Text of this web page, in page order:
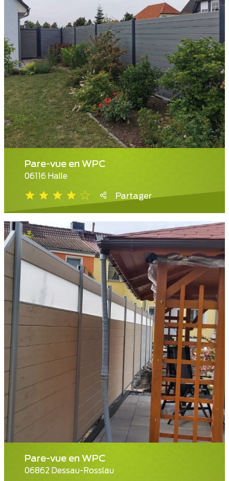
Pare-vue en WPC
06116 Halle
Partager
Pare-vue en WPC
06862 Dessau-Rosslau